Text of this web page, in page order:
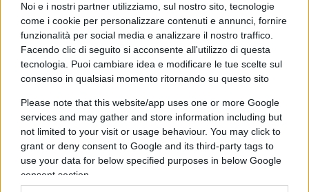
Noi e i nostri partner utilizziamo, sul nostro sito, tecnologie
come i cookie per personalizzare contenuti e annunci, fornire
funzionalità per social media e analizzare il nostro traffico.
Facendo clic di seguito si acconsente all'utilizzo di questa
tecnologia. Puoi cambiare idea e modificare le tue scelte sul
consenso in qualsiasi momento ritornando su questo sito
Please note that this website/app uses one or more Google
services and may gather and store information including but
not limited to your visit or usage behaviour. You may click to
grant or deny consent to Google and its third-party tags to
use your data for below specified purposes in below Google
consent section.
collezioni. Canali porta in scena un elegante
nomadismo contemporaneo con ambientazioni
che evocano percorsi tra India, Africa, Grecia e
Mediterraneo, fino all’isola di Alicudi.
Mooreraccoglie ospiti e buyer nel proprio
showroom con una collezione che evoca
un’eleganza rilassata e internazionale, che si
inspira ai colori del mare e dei Caraibi, mentre